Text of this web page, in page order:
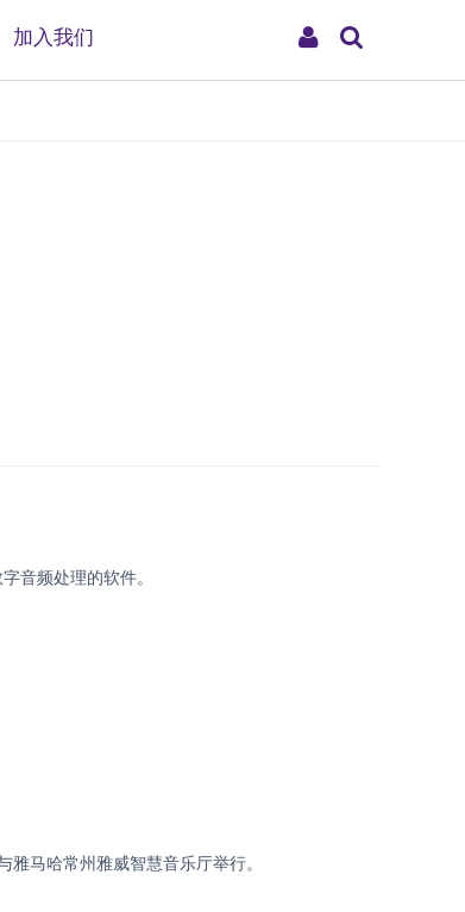
My
加入我们
音频处理的软件。
马哈常州雅威智慧音乐厅举行。